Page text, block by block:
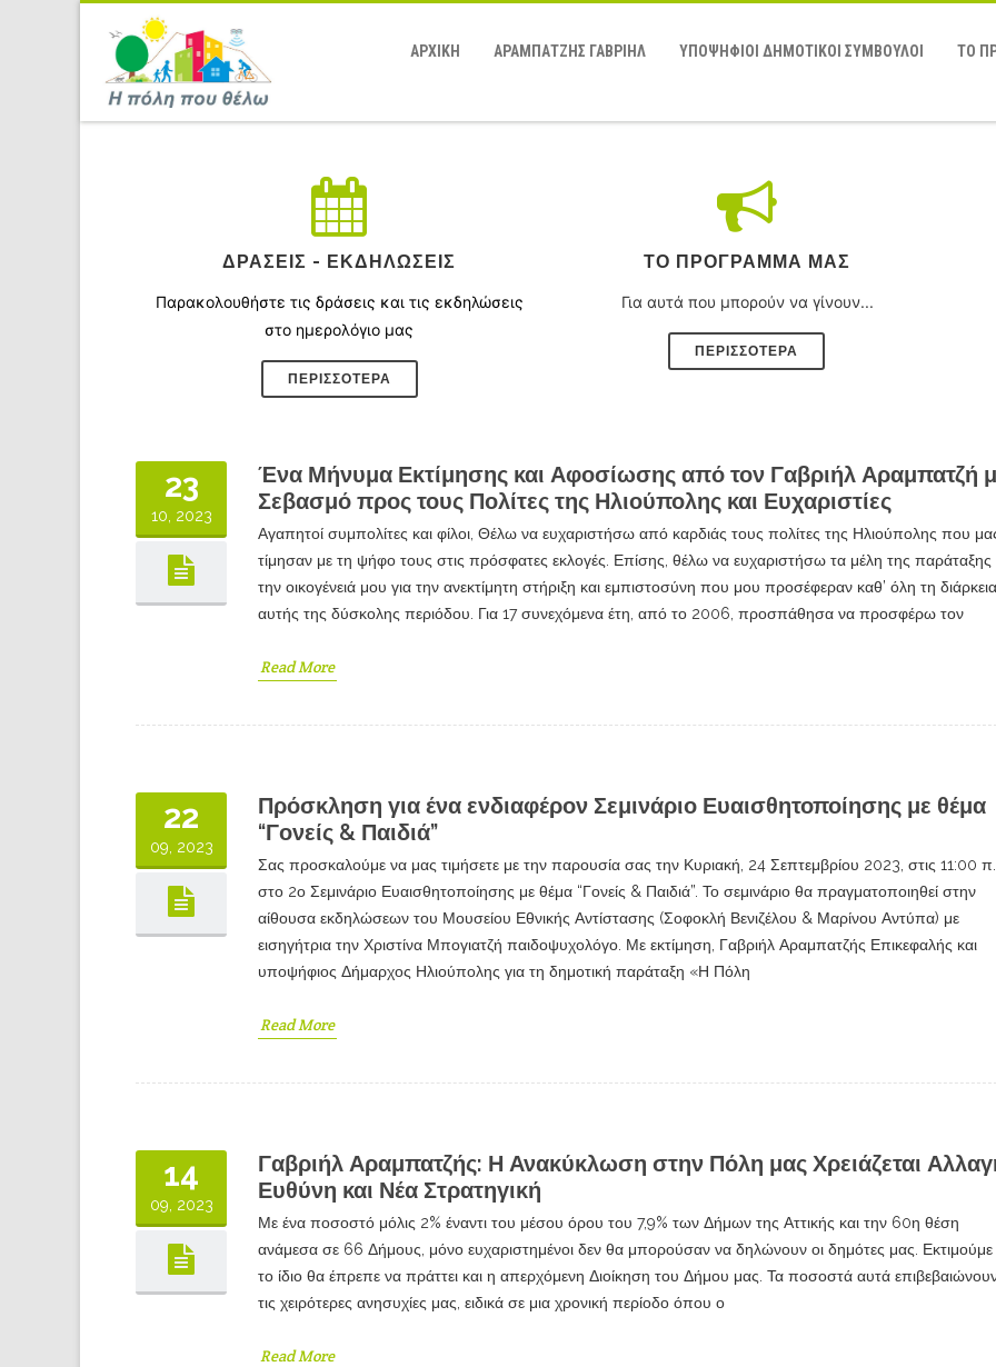
ΑΡΧΙΚΗ ΑΡΑΜΠΑΤΖΗΣ ΓΑΒΡΙΗΛ ΥΠΟΨΗΦΙΟΙ ΔΗΜΟΤΙΚΟΙ ΣΥΜΒΟΥΛΟΙ ΤΟ
ΔΡΆΣΕΙΣ - ΕΚΔΗΛΏΣΕΙΣ
Παρακολουθήστε τις δράσεις και τις εκδηλώσεις
στο ημερολόγιο μας
ΠΕΡΙΣΣΌΤΕΡΑ
ΤΟ ΠΡΌΓΡΑΜΜΑ ΜΑΣ
Για αυτά που μπορούν να γίνουν...
ΠΕΡΙΣΣΟΤΕΡΑ
23
10, 2023
Ένα Μήνυμα Εκτίμησης και Αφοσίωσης από τον Γαβριήλ Αραμπατζή
Σεβασμό προς τους Πολίτες της Ηλιούπολης και Ευχαριστίες
Αγαπητοί συμπολίτες και φίλοι, Θέλω να ευχαριστήσω από καρδιάς τους πολίτες της Ηλιούπολης που
τίμησαν με τη ψήφο τους στις πρόσφατες εκλογές. Επίσης, θέλω να ευχαριστήσω τα μέλη της παράταξης
την οικογένειά μου για την ανεκτίμητη στήριξη και εμπιστοσύνη που μου προσέφεραν καθ’ όλη τη διάρκεια
αυτής της δύσκολης περιόδου. Για 17 συνεχόμενα έτη, από το 2006, προσπάθησα να προσφέρω τον
Read More
22
09, 2023
Πρόσκληση για ένα ενδιαφέρον Σεμινάριο Ευαισθητοποίησης με θέμα
“Γονείς & Παιδιά”
Σας προσκαλούμε να μας τιμήσετε με την παρουσία σας την Κυριακή, 24 Σεπτεμβρίου 2023, στις 11:00
στο 2ο Σεμινάριο Ευαισθητοποίησης με θέμα “Γονείς & Παιδιά”. Το σεμινάριο θα πραγματοποιηθεί στην
αίθουσα εκδηλώσεων του Μουσείου Εθνικής Αντίστασης (Σοφοκλή Βενιζέλου & Μαρίνου Αντύπα) με
εισηγήτρια την Χριστίνα Μπογιατζή παιδοψυχολόγο. Με εκτίμηση, Γαβριήλ Αραμπατζής Επικεφαλής και
υποψήφιος Δήμαρχος Ηλιούπολης για τη δημοτική παράταξη «Η Πόλη
Read More
14
09, 2023
Γαβριήλ Αραμπατζής: Η Ανακύκλωση στην Πόλη μας Χρειάζεται
Ευθύνη και Νέα Στρατηγική
Με ένα ποσοστό μόλις 2% έναντι του μέσου όρου του 7,9% των Δήμων της Αττικής και την 60η θέση
ανάμεσα σε 66 Δήμους, μόνο ευχαριστημένοι δεν θα μπορούσαν να δηλώνουν οι δημότες μας. Εκτιμούμε
το ίδιο θα έπρεπε να πράττει και η απερχόμενη Διοίκηση του Δήμου μας. Τα ποσοστά αυτά
τις χειρότερες ανησυχίες μας, ειδικά σε μια χρονική περίοδο όπου ο
Read More